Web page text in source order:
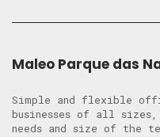
Maleo Parque das
Simple and flexible
businesses of all
needs and size of the